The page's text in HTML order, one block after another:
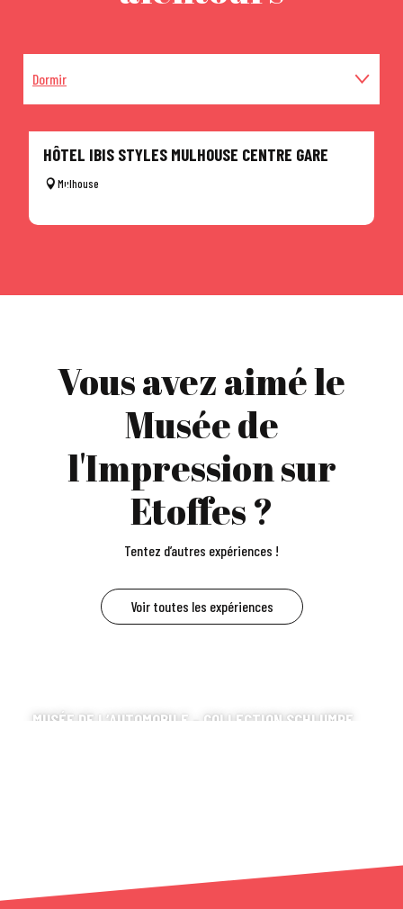
Dormir
Manger
Autres musées et sites
HÔTEL IBIS STYLES MULHOUSE CENTRE GARE
Mulhouse
Vous avez aimé le
Musée de
l'Impression sur
Etoffes ?
Tentez d’autres expériences !
Voir toutes les expériences
MUSÉE DE L’AUTOMOBILE – COLLECTION SCHLUMPF